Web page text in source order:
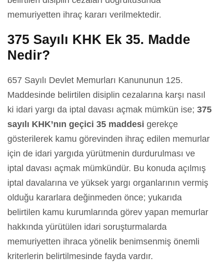
memuriyetten ihraç kararı verilmektedir.
375 Sayılı KHK Ek 35. Madde
Nedir?
657 Sayılı Devlet Memurları Kanununun 125.
Maddesinde belirtilen disiplin cezalarına karşı nasıl
ki idari yargı da iptal davası açmak mümkün ise; 375
sayılı KHK’nın geçici 35 maddesi gerekçe
gösterilerek kamu görevinden ihraç edilen memurlar
için de idari yargıda yürütmenin durdurulması ve
iptal davası açmak mümkündür. Bu konuda açılmış
iptal davalarına ve yüksek yargı organlarının vermiş
olduğu kararlara değinmeden önce; yukarıda
belirtilen kamu kurumlarında görev yapan memurlar
hakkında yürütülen idari soruşturmalarda
memuriyetten ihraca yönelik benimsenmiş önemli
kriterlerin belirtilmesinde fayda vardır.